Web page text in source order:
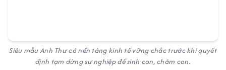
Siêu mẫu Anh Thư có nền tảng kinh tế vững chắc trước khi quyết
định tạm dừng sự nghiệp để sinh con, chăm con.